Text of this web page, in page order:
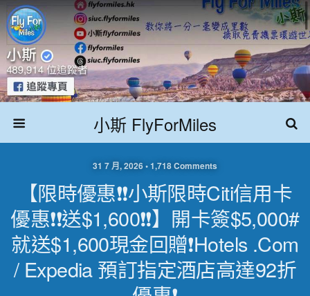
小斯 FlyForMiles
31 7 月, 2026 • 1,718 Comments
【限時優惠❗❗小斯限時Citi信用卡
優惠❗❗送$1,600❗❗】開卡簽$5,000#
就送$1,600現金回贈❗Hotels .com
/ Expedia 預訂指定酒店高達92折